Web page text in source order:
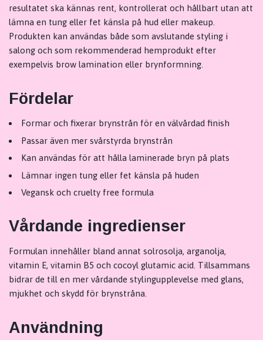
resultatet ska kännas rent, kontrollerat och hållbart utan att
lämna en tung eller fet känsla på hud eller makeup.
Produkten kan användas både som avslutande styling i
salong och som rekommenderad hemprodukt efter
exempelvis brow lamination eller brynformning.
Fördelar
Formar och fixerar brynstrån för en välvårdad finish
Passar även mer svårstyrda brynstrån
Kan användas för att hålla laminerade bryn på plats
Lämnar ingen tung eller fet känsla på huden
Vegansk och cruelty free formula
Vårdande ingredienser
Formulan innehåller bland annat solrosolja, arganolja,
vitamin E, vitamin B5 och cocoyl glutamic acid. Tillsammans
bidrar de till en mer vårdande stylingupplevelse med glans,
mjukhet och skydd för brynstråna.
Användning